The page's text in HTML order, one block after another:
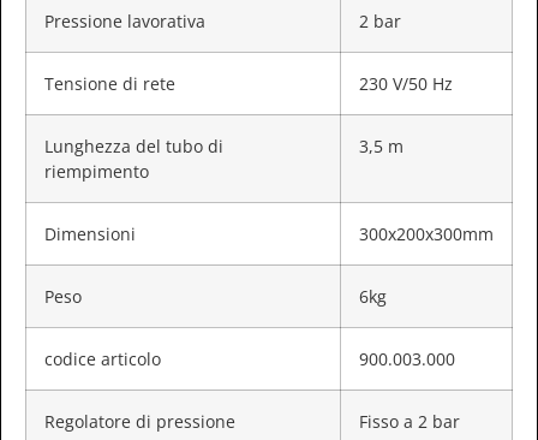
Pressione lavorativa 2 bar
Tensione di rete 230 V/50 Hz
Lunghezza del tubo di
riempimento
3,5 m
Dimensioni 300x200x300mm
Peso 6kg
codice articolo 900.003.000
Regolatore di pressione Fisso a 2 bar